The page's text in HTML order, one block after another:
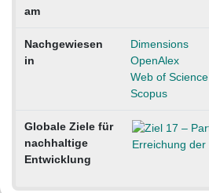
am
Nachgewiesen
in
Dimensions
OpenAlex
Web of Science
Scopus
Globale Ziele für
nachhaltige
Entwicklung